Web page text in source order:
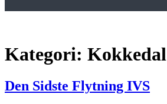
Kategori: Kokkedal
Den Sidste Flytning IVS